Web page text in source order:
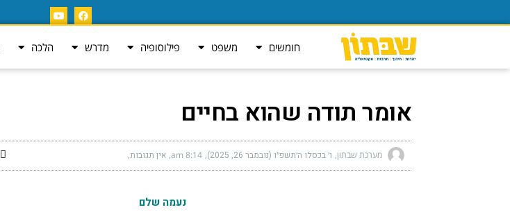
חומשים משפט פילוסופיה מדרש הלכה
אומר תודה שהוא בחיים
מערכת שבתון ו׳ בכסלו ה׳תשפ״ו (נובמבר 26, 2025) 8:14 am אין תגובות
נעמה שלם